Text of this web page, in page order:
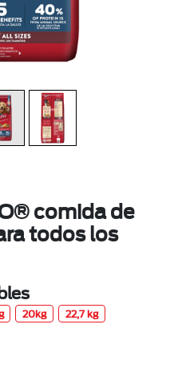
comida de
todos los
20kg 22,7 kg